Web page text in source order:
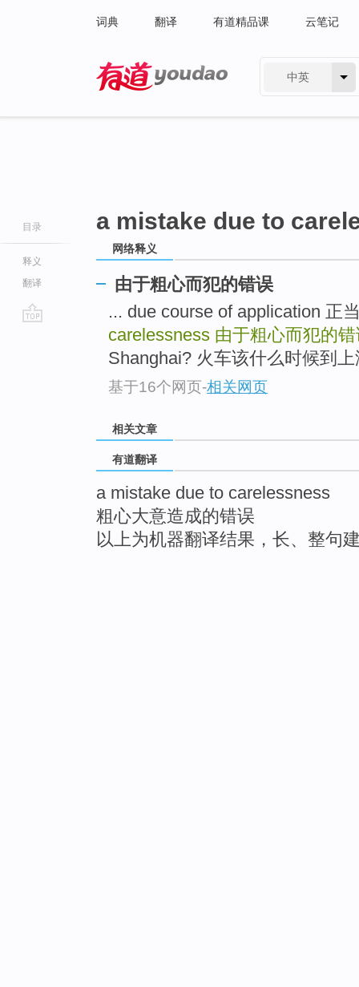
词典 翻译 有道精品课 云笔记
中英
目录
释义
翻译
a mistake due to
网络释义
由于粗心而犯的错误
... due course of application 正
carelessness 由于粗心而犯的
Shanghai? 火车该什么时候到
基于16个网页-相关网页
相关文章
有道翻译
a mistake due to carelessness
粗心大意造成的错误
以上为机器翻译结果，长、整句